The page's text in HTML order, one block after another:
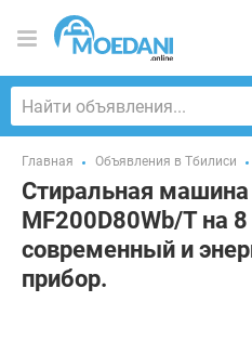
Главная Объявления в Тбилиси
Стиральная
MF200D80Wb/T на 8
современный и
прибор.